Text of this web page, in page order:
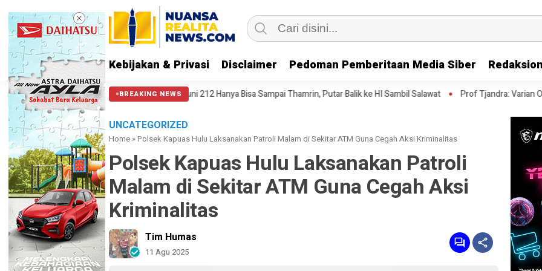
Kebijakan & Privasi Disclaimer Pedoman Pemberitaan Media Siber
BREAKING NEWS
Hati Nurani Massa Reuni 212 Hanya Bisa Sampai Thamrin, Putar Balik ke HI Sambil Salawat Prof Tjandra: Varian Omicron Mungkin
UNCATEGORIZED
Home »Polsek Kapuas Hulu Laksanakan Patroli Malam di Sekitar ATM Guna Cegah Aksi Kriminalitas
Polsek Kapuas Hulu Laksanakan Patroli
Malam di Sekitar ATM Guna Cegah Aksi
Kriminalitas
Tim Humas
11 Agu 2025